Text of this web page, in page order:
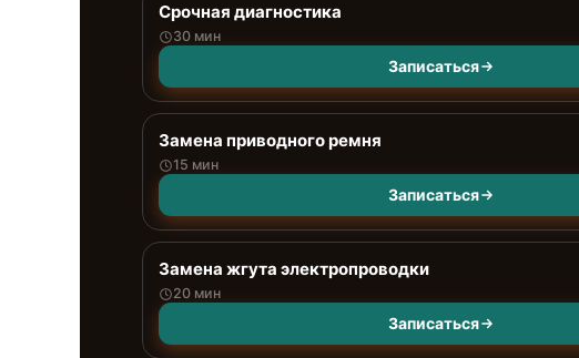
Срочная диагностика
30 мин
Записаться
Замена приводного ремня
15 мин
Записаться
Замена жгута электропроводки
20 мин
Записаться